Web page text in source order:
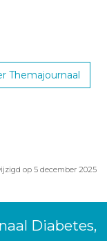
Themajournaal
op 5 december 2025
Diabetes,